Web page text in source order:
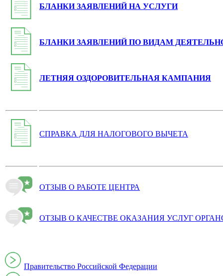
БЛАНКИ ЗАЯВЛЕНИЙ НА УСЛУГИ
БЛАНКИ ЗАЯВЛЕНИЙ ПО ВИДАМ
ЛЕТНЯЯ ОЗДОРОВИТЕЛЬНАЯ КАМПАНИЯ
СПРАВКА ДЛЯ НАЛОГОВОГО ВЫЧЕТА
ОТЗЫВ О РАБОТЕ ЦЕНТРА
ОТЗЫВ О КАЧЕСТВЕ ОКАЗАНИЯ УСЛУГ
Правительство Российской Федерации